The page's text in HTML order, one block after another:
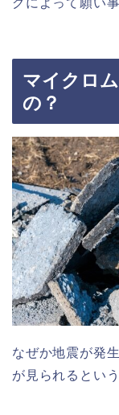
グによって願い
マイクロ
の？
なぜか地震が発
が見られるとい